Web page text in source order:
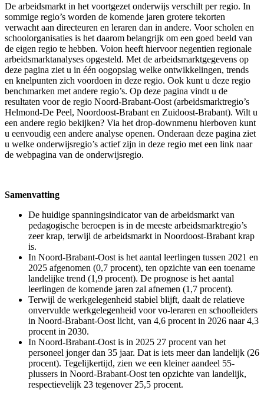
De arbeidsmarkt in het voortgezet onderwijs verschilt per regio. In
sommige regio’s worden de komende jaren grotere tekorten
verwacht aan directeuren en leraren dan in andere. Voor scholen en
schoolorganisaties is het daarom belangrijk om een goed beeld van
de eigen regio te hebben. Voion heeft hiervoor negentien regionale
arbeidsmarktanalyses opgesteld. Met de arbeidsmarktgegevens op
deze pagina ziet u in één oogopslag welke ontwikkelingen, trends
en knelpunten zich voordoen in deze regio. Ook kunt u deze regio
benchmarken met andere regio’s. Op deze pagina vindt u de
resultaten voor de regio Noord-Brabant-Oost (arbeidsmarktregio’s
Helmond-De Peel, Noordoost-Brabant en Zuidoost-Brabant). Wilt u
een andere regio bekijken? Via het drop-downmenu hierboven kunt
u eenvoudig een andere analyse openen. Onderaan deze pagina ziet
u welke onderwijsregio’s actief zijn in deze regio met een link naar
de webpagina van de onderwijsregio.
Samenvatting
De huidige spanningsindicator van de arbeidsmarkt van
pedagogische beroepen is in de meeste arbeidsmarktregio’s
zeer krap, terwijl de arbeidsmarkt in Noordoost-Brabant krap
is.
In Noord-Brabant-Oost is het aantal leerlingen tussen 2021 en
2025 afgenomen (0,7 procent), ten opzichte van een toename
landelijke trend (1,9 procent). De prognose is het aantal
leerlingen de komende jaren zal afnemen (1,7 procent).
Terwijl de werkgelegenheid stabiel blijft, daalt de relatieve
onvervulde werkgelegenheid voor vo-leraren en schoolleiders
in Noord-Brabant-Oost licht, van 4,6 procent in 2026 naar 4,3
procent in 2030.
In Noord-Brabant-Oost is in 2025 27 procent van het
personeel jonger dan 35 jaar. Dat is iets meer dan landelijk (26
procent). Tegelijkertijd, zien we een kleiner aandeel 55-
plussers in Noord-Brabant-Oost ten opzichte van landelijk,
respectievelijk 23 tegenover 25,5 procent.